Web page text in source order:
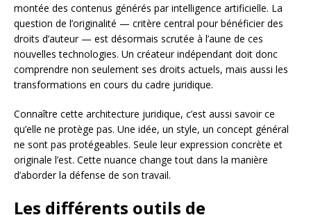
montée des contenus générés par intelligence artificielle. La
question de l’originalité — critère central pour bénéficier des
droits d’auteur — est désormais scrutée à l’aune de ces
nouvelles technologies. Un créateur indépendant doit donc
comprendre non seulement ses droits actuels, mais aussi les
transformations en cours du cadre juridique.
Connaître cette architecture juridique, c’est aussi savoir ce
qu’elle ne protège pas. Une idée, un style, un concept général
ne sont pas protégeables. Seule leur expression concrète et
originale l’est. Cette nuance change tout dans la manière
d’aborder la défense de son travail.
Les différents outils de